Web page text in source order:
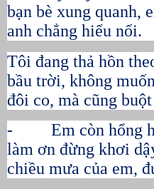
bạn bè xung quanh,
anh chẳng hiểu nổi.
Tôi đang thả hồn
bầu trời, không
đôi co, mà cũng
- Em còn hổng
làm ơn đừng khơi
chiều mưa của em,